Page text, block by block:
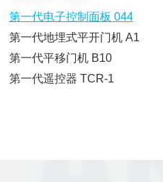
第一代电子控制面板 044
第一代地埋式平开门机 A1
第一代平移门机 B10
第一代遥控器 TCR-1